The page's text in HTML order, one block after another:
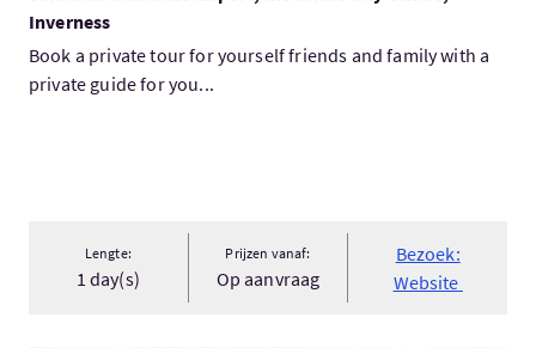
Inverness
Book a private tour for yourself friends and family with a
private guide for you...
Lengte:
1 day(s)
Prijzen vanaf:
Op aanvraag
Bezoek:
Website